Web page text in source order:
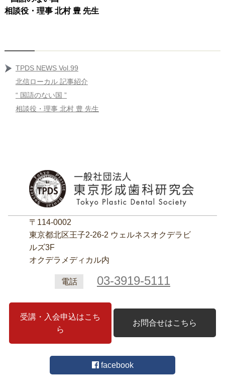
相談役・理事 北村 豊 先生
TPDS NEWS Vol.99
北信ローカル 記事紹介
“ 国語のない国 ”
相談役・理事 北村 豊 先生
〒114-0002
東京都北区王子2‐26‐2 ウェルネスオクデラビ
ルズ3F
オクデラメディカル内
電話 03-3919-5111
受講・入会申込はこち
ら
お問合せはこちら
facebook